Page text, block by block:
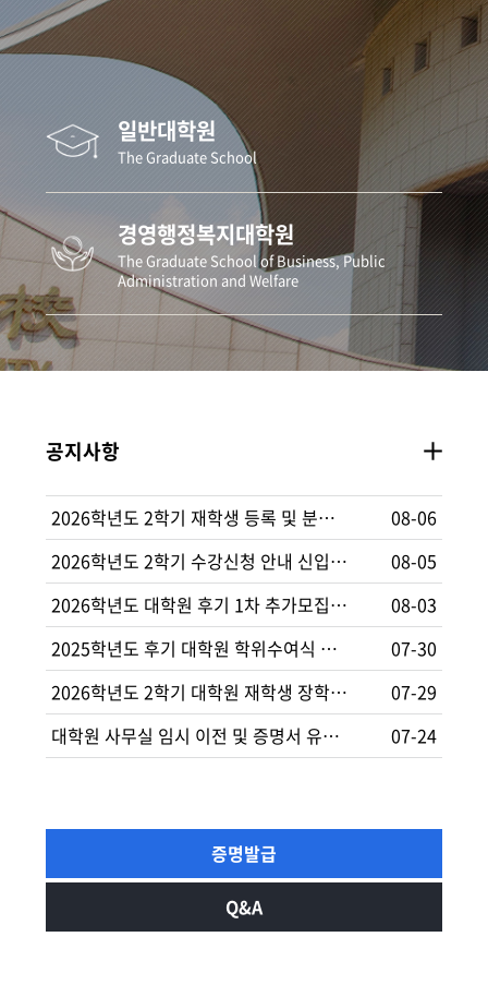
일반대학원
The Graduate School
경영행정복지대학원
The Graduate School of Business, Public
Administration and Welfare
공지사항
2026학년도 2학기 재학생 등록 및 분납신청 안내
08-06
2026학년도 2학기 수강신청 안내 신입생재학생 학사안내문...
08-05
2026학년도 대학원 후기 1차 추가모집 신(편)입생 모집...
08-03
2025학년도 후기 대학원 학위수여식 안내
07-30
2026학년도 2학기 대학원 재학생 장학금 신청 안내 (면...
07-29
대학원 사무실 임시 이전 및 증명서 유인발급 일시 중지 안...
07-24
증명발급
Q&A